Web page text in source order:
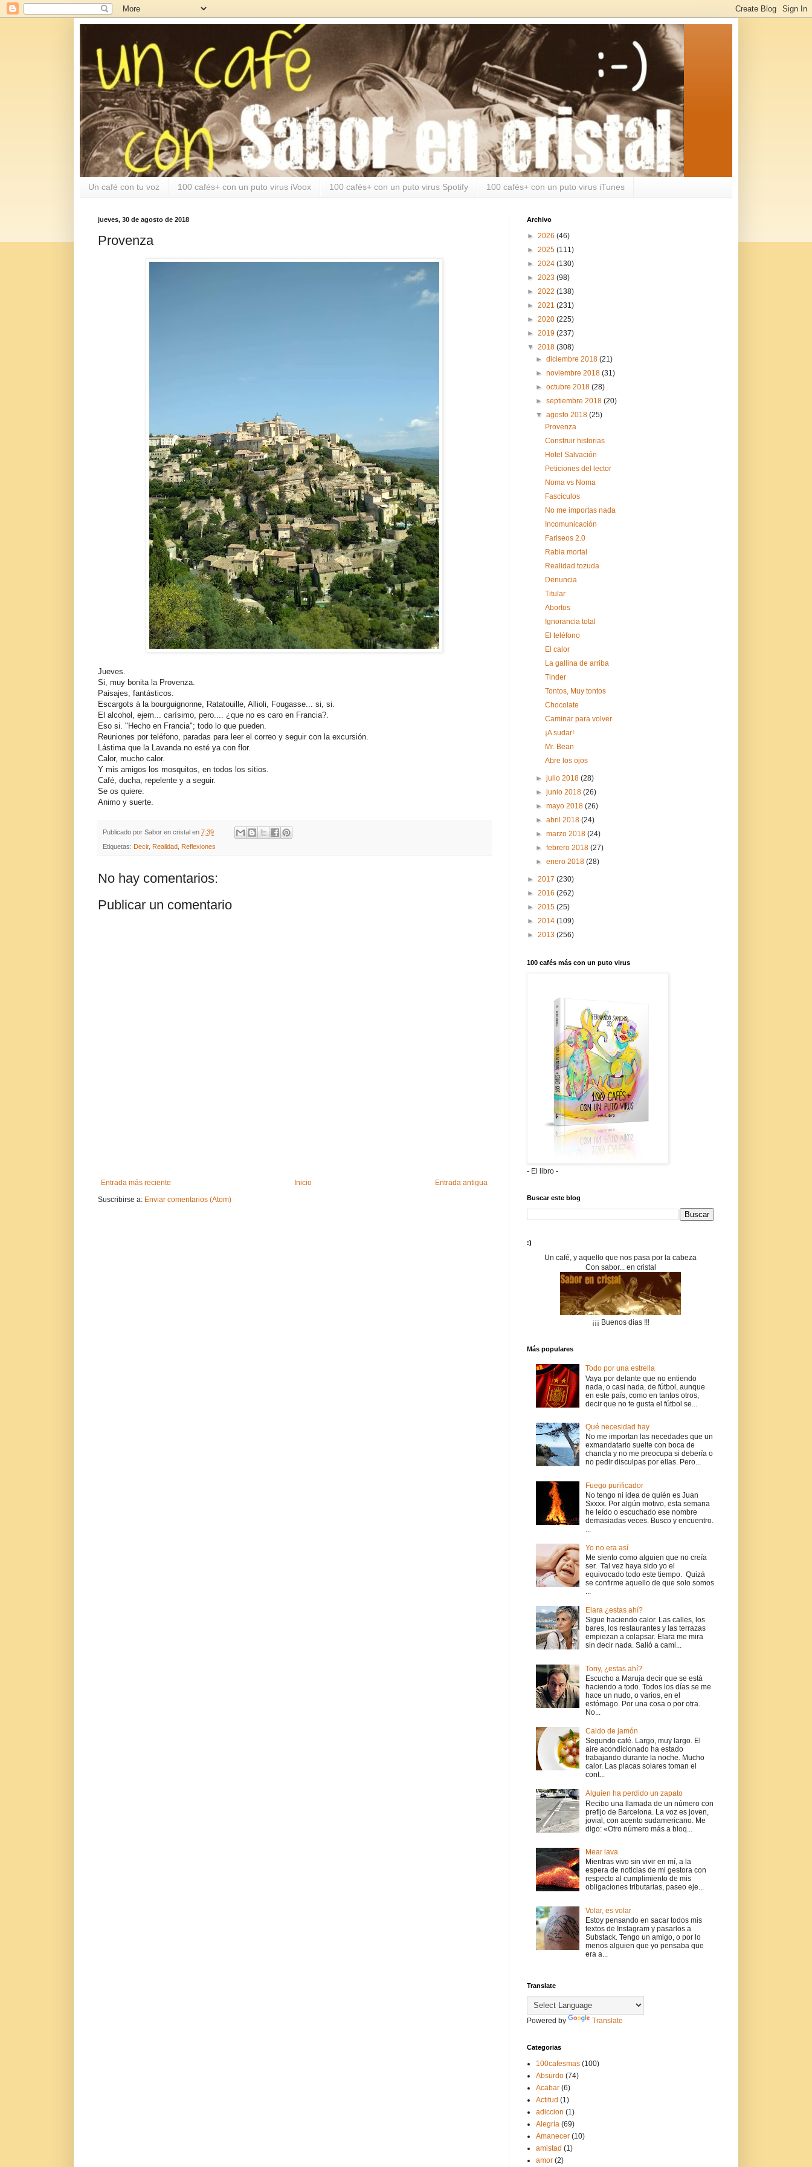
Un café con tu voz 100 cafés+ con un puto virus iVoox 100 cafés+ con un puto virus Spotify 100 cafés+ con un puto virus iTunes
jueves, 30 de agosto de 2018
Provenza
Jueves.
Si, muy bonita la Provenza.
Paisajes, fantásticos.
Escargots à la bourguignonne, Ratatouille, Allioli, Fougasse... si, si.
El alcohol, ejem... carísimo, pero.... ¿que no es caro en Francia?.
Eso si. "Hecho en Francia"; todo lo que pueden.
Reuniones por teléfono, paradas para leer el correo y seguir con la excursión.
Lástima que la Lavanda no esté ya con flor.
Calor, mucho calor.
Y mis amigos los mosquitos, en todos los sitios.
Café, ducha, repelente y a seguir.
Se os quiere.
Animo y suerte.
Publicado por Sabor en cristal en 7:39
Etiquetas: Decir, Realidad Reflexiones
No hay comentarios:
Publicar un comentario
Entrada más reciente Entrada antigua
Inicio
Suscribirse a: Enviar comentarios (Atom)
Archivo
► 2026 (46)
► 2025 (111)
► 2024 (130)
► 2023 (98)
► 2022 (138)
► 2021 (231)
► 2020 (225)
► 2019 (237)
▼ 2018 (308)
►diciembre 2018(21)
►noviembre 2018(31)
►octubre 2018(28)
►septiembre 2018(20)
▼agosto 2018(25)
Provenza
Construir historias
Hotel Salvación
Peticiones del lector
Noma vs Noma
Fascículos
No me importas nada
Incomunicación
Fariseos 2.0
Rabia mortal
Realidad tozuda
Denuncia
Titular
Abortos
Ignorancia total
El teléfono
El calor
La gallina de arriba
Tinder
Tontos, Muy tontos
Chocolate
Caminar para volver
¡A sudar!
Mr. Bean
Abre los ojos
►julio 2018(28)
►junio 2018(26)
►mayo 2018(26)
►abril 2018(24)
►marzo 2018(24)
►febrero 2018(27)
►enero 2018(28)
► 2017 (230)
► 2016 (262)
► 2015 (25)
► 2014 (109)
► 2013 (256)
100 cafés más con un puto virus
- El libro -
Buscar este blog
:)
Un café, y aquello que nos pasa por la cabeza
Con sabor... en cristal
¡¡¡ Buenos dias !!!
Más populares
Todo por una estrella
Vaya por delante que no entiendo
nada, o casi nada, de fútbol, aunque
en este país, como en tantos otros,
decir que no te gusta el fútbol se...
Qué necesidad hay
No me importan las necedades que un
exmandatario suelte con boca de
chancla y no me preocupa si debería o
no pedir disculpas por ellas. Pero...
Fuego purificador
No tengo ni idea de quién es Juan
Sxxxx. Por algún motivo, esta semana
he leído o escuchado ese nombre
demasiadas veces. Busco y encuentro.
...
Yo no era así
Me siento como alguien que no creía
ser. Tal vez haya sido yo el
equivocado todo este tiempo. Quizá
se confirme aquello de que solo somos
...
Elara ¿estas ahí?
Sigue haciendo calor. Las calles, los
bares, los restaurantes y las terrazas
empiezan a colapsar. Elara me mira
sin decir nada. Salió a cami...
Tony, ¿estas ahí?
Escucho a Maruja decir que se está
haciendo a todo. Todos los días se me
hace un nudo, o varios, en el
estómago. Por una cosa o por otra.
No...
Caldo de jamón
Segundo café. Largo, muy largo. El
aire acondicionado ha estado
trabajando durante la noche. Mucho
calor. Las placas solares toman el
cont...
Alguien ha perdido un zapato
Recibo una llamada de un número con
prefijo de Barcelona. La voz es joven,
jovial, con acento sudamericano. Me
digo: «Otro número más a bloq...
Mear lava
Mientras vivo sin vivir en mí, a la
espera de noticias de mi gestora con
respecto al cumplimiento de mis
obligaciones tributarias, paseo eje...
Volar, es volar
Estoy pensando en sacar todos mis
textos de Instagram y pasarlos a
Substack. Tengo un amigo, o por lo
menos alguien que yo pensaba que
era a...
Translate
Powered by Translate
Categorias
100cafesmas (100)
Absurdo (74)
Acabar (6)
Actitud (1)
adiccion (1)
Alegría (69)
Amanecer (10)
amistad (1)
amor (2)